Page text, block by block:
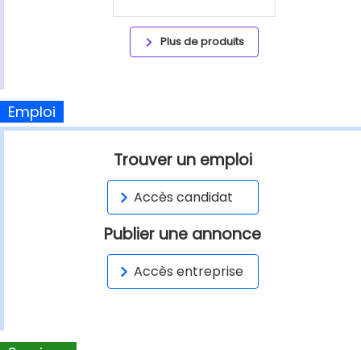
Plus de produits
Emploi
Trouver un emploi
Accès candidat
Publier une annonce
Accès entreprise